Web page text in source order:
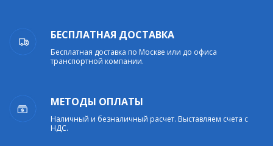
БЕСПЛАТНАЯ ДОСТАВКА
Бесплатная доставка по Москве или до офиса
транспортной компании.
МЕТОДЫ ОПЛАТЫ
Наличный и безналичный расчет. Выставляем счета с
НДС.